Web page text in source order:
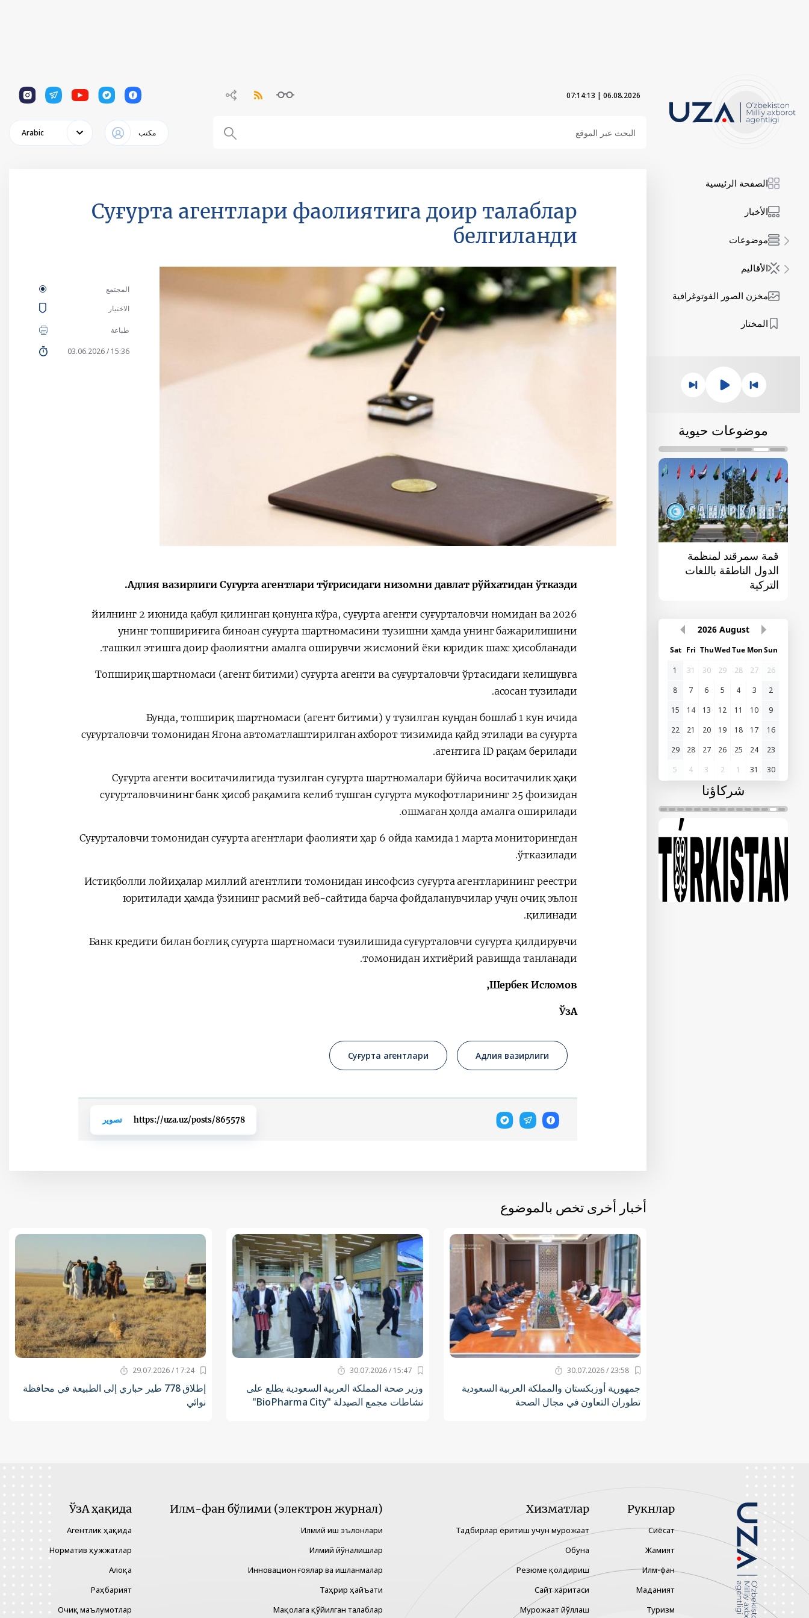
06.08.2026
|
07:14:14
1
1
1
1
1
مكتب Arabic
الصفحة الرئيسية
الأخبار
موضوعات
الأقاليم
مخزن الصور الفوتوغرافية
المختار
موضوعات حيوية
قمة سمرقند لمنظمة
الدول الناطقة باللغات
التركية
August
2026
Sun
Mon
Tue
Wed
Thu
Fri
Sat
26
27
28
29
30
31
1
2
3
4
5
6
7
8
9
10
11
12
13
14
15
16
17
18
19
20
21
22
23
24
25
26
27
28
29
30
31
1
2
3
4
5
شركاؤنا
Суғурта агентлари фаолиятига доир талаблар
белгиланди
المجتمع
الاختيار
طباعة
15:36 / 03.06.2026
Адлия вазирлиги Суғурта агентлари тўғрисидаги низомни давлат рўйхатидан ўтказди.
2026 йилнинг 2 июнида қабул қилинган қонунга кўра, суғурта агенти суғурталовчи номидан ва
унинг топшириғига биноан суғурта шартномасини тузишни ҳамда унинг бажарилишини
ташкил этишга доир фаолиятни амалга оширувчи жисмоний ёки юридик шахс ҳисобланади.
Топшириқ шартномаси (агент битими) суғурта агенти ва суғурталовчи ўртасидаги келишувга
асосан тузилади.
Бунда, топшириқ шартномаси (агент битими) у тузилган кундан бошлаб 1 кун ичида
суғурталовчи томонидан Ягона автоматлаштирилган ахборот тизимида қайд этилади ва суғурта
агентига ID рақам берилади.
Суғурта агенти воситачилигида тузилган суғурта шартномалари бўйича воситачилик ҳақи
суғурталовчининг банк ҳисоб рақамига келиб тушган суғурта мукофотларининг 25 фоизидан
ошмаган ҳолда амалга оширилади.
Суғурталовчи томонидан суғурта агентлари фаолияти ҳар 6 ойда камида 1 марта мониторингдан
ўтказилади.
Истиқболли лойиҳалар миллий агентлиги томонидан инсофсиз суғурта агентларининг реестри
юритилади ҳамда ўзининг расмий веб-сайтида барча фойдаланувчилар учун очиқ эълон
қилинади.
Банк кредити билан боғлиқ суғурта шартномаси тузилишида суғурталовчи суғурта қилдирувчи
томонидан ихтиёрий равишда танланади.
Шербек Исломов,
ЎзА
Адлия вазирлиги
Суғурта агентлари
https://uza.uz/posts/865578 تصوير
أخبار أخرى تخص بالموضوع
23:58 / 30.07.2026
جمهورية أوزبكستان والمملكة العربية السعودية
تطوران التعاون في مجال الصحة
15:47 / 30.07.2026
وزير صحة المملكة العربية السعودية يطلع على
نشاطات مجمع الصيدلة "BioPharma City"
17:24 / 29.07.2026
إطلاق 778 طير حباري إلى الطبيعة في محافظة
نوائي
Рукнлар
Сиёсат
Жамият
Илм-фан
Маданият
Туризм
Хизматлар
Тадбирлар ёритиш учун мурожаат
Обуна
Резюме қолдириш
Сайт харитаси
Мурожаат йўллаш
Илм-фан бўлими (электрон журнал)
Илмий иш эълонлари
Илмий йўналишлар
Инновацион ғоялар ва ишланмалар
Таҳрир ҳайъати
Мақолага қўйилган талаблар
ЎзА ҳақида
Агентлик ҳақида
Норматив ҳужжатлар
Алоқа
Раҳбарият
Очиқ маълумотлар